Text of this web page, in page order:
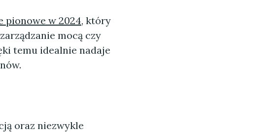
pionowe w 2024, który
mocą czy
temu idealnie nadaje
oraz niezwykle